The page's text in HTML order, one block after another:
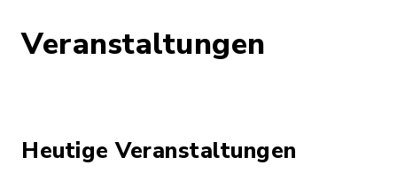
Veranstaltungen
Heutige Veranstaltungen